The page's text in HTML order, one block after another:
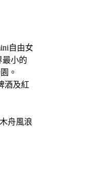
自由女
最小的
。
酒及紅
舟風浪